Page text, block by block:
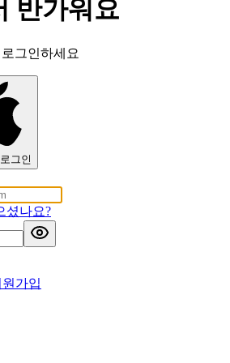
반가워요
그인하세요
그인
셨나요?
원가입